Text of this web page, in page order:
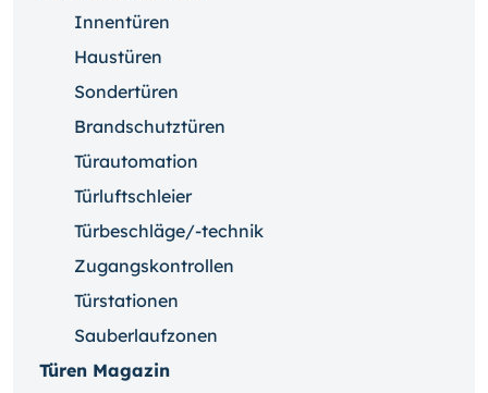
Innentüren
Haustüren
Sondertüren
Brandschutztüren
Türautomation
Türluftschleier
Türbeschläge/-technik
Zugangskontrollen
Türstationen
Sauberlaufzonen
Türen Magazin